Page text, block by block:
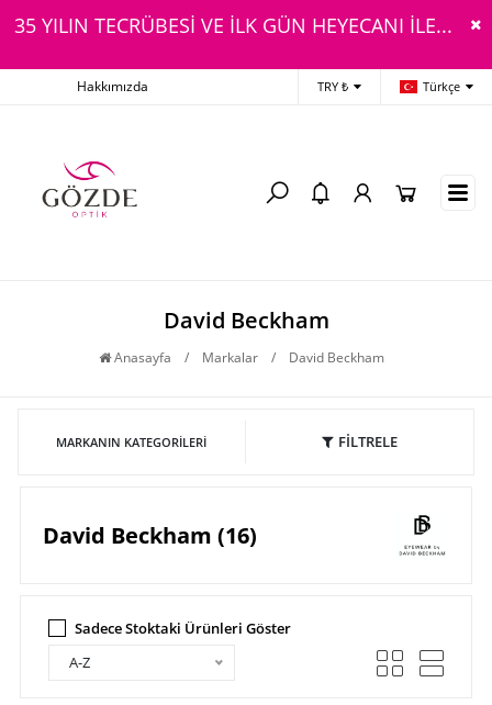
35 YILIN TECRÜBESİ VE İLK GÜN HEYECANI İLE...
Hakkımızda TRY ₺ Türkçe
David Beckham
Anasayfa / Markalar / David Beckham
MARKANIN KATEGORILERI FİLTRELE
David Beckham (16)
Sadece Stoktaki Ürünleri Göster
A-Z